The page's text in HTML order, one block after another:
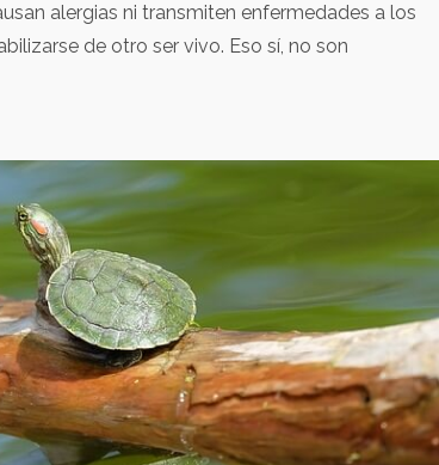
alergias ni transmiten enfermedades a los
de otro ser vivo. Eso sí, no son